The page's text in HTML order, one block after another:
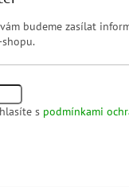
budeme zasílat
s podmínkami